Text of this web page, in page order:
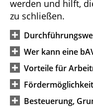
werden und hilft,
zu schließen.
Wer kann eine
Vorteile für
Besteuerung,